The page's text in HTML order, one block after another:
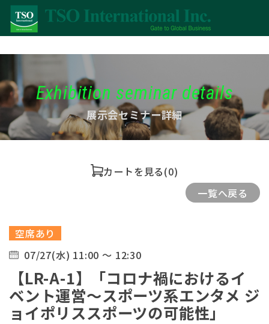
Exhibition seminar details
展示会セミナー詳細
カートを見る(0)
一覧へ戻る
空席あり
07/27(水) 11:00 ～ 12:30
【LR-A-1】「コロナ禍におけるイ
ベント運営～スポーツ系エンタメ ジ
ョイポリススポーツの可能性」